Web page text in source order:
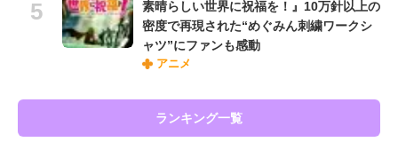
素晴らしい世界に祝福を！』10万針以上の
密度で再現された“めぐみん刺繍ワークシ
ャツ”にファンも感動
アニメ
ランキング一覧